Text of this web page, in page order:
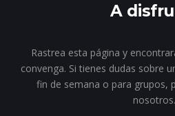
A
Rastrea esta página y
convenga. Si tienes dudas sobre
fin de semana o para grupos,
nosotros.